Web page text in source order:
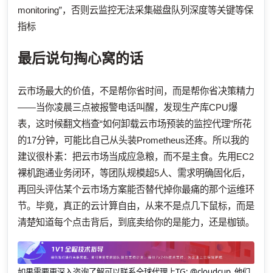
monitoring”，否则云监控无法采集磁盘队列深度等关键等保
指标
最后说句掏心窝的话
云市场最大的价值，不是帮你省时间，而是帮你省决策精力
——当你凌晨三点被报警电话叫醒，发现生产库CPU爆
表，这时候翻文档查“如何卸载云市场预装的监控代理”所花
的17分钟，可能比自己从头装Prometheus还疼。所以我的
建议很朴素：把云市场当成应急粮，而不是主食。先用EC2
裸机跑通业务闭环，等团队规模超5人、需求明确固化后，
再回头评估某个云市场方案能否替代掉你最痛的那个运维环
节。毕竟，真正的云计算自由，从来不是点几下鼠标，而是
清楚知道每个点击背后，到底卖给你的是能力，还是枷锁。